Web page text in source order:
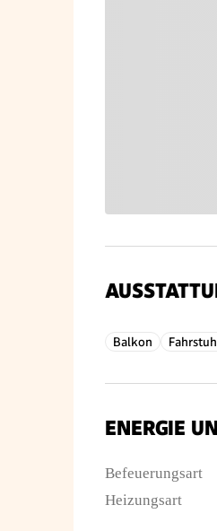
Balkon
ENERGIE
Befeuerungsart
Heizungsart